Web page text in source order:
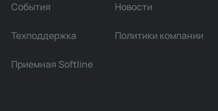
События Новости
Техподдержка Политики компании
Приемная Softline